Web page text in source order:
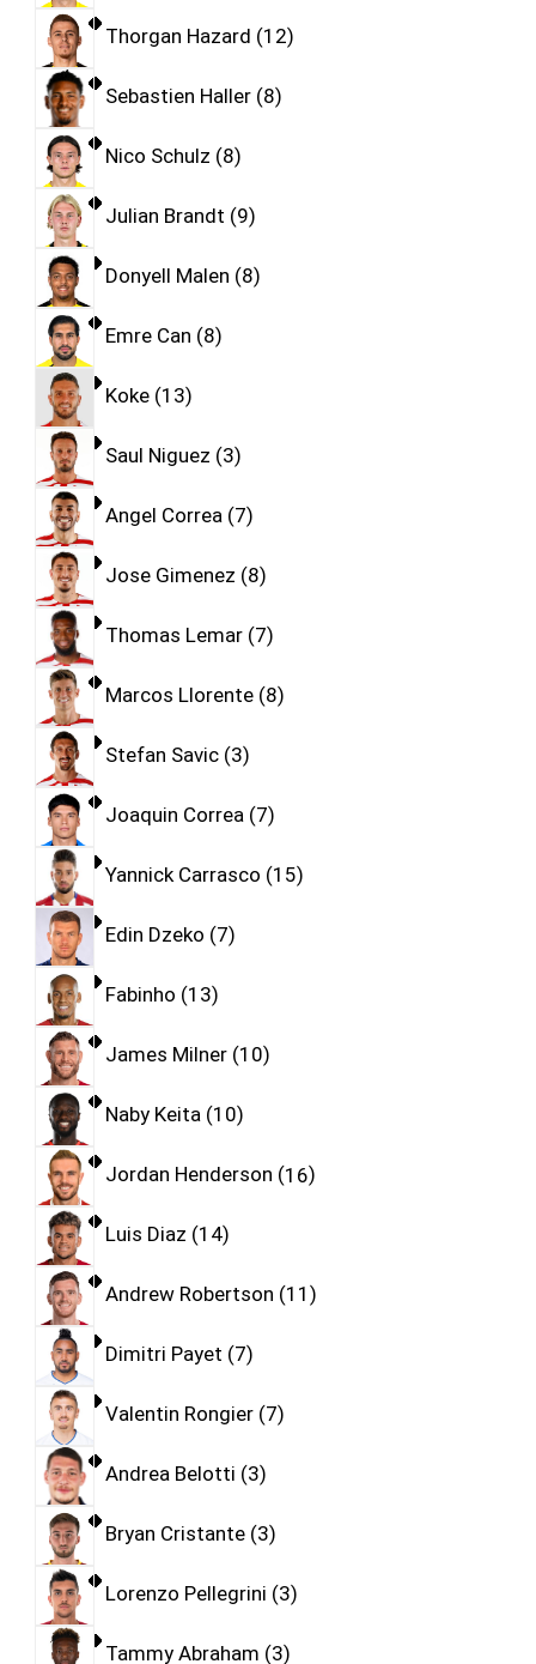
Thorgan Hazard 12
Sebastien Haller 8
Nico Schulz 8
Julian Brandt 9
Donyell Malen 8
Emre Can 8
Koke 13
Saul Niguez 3
Angel Correa 7
Jose Gimenez 8
Thomas Lemar 7
Marcos Llorente 8
Stefan Savic 3
Joaquin Correa 7
Yannick Carrasco 15
Edin Dzeko 7
Fabinho 13
James Milner 10
Naby Keita 10
Jordan Henderson 16
Luis Diaz 14
Andrew Robertson 11
Dimitri Payet 7
Valentin Rongier 7
Andrea Belotti 3
Bryan Cristante 3
Lorenzo Pellegrini 3
Tammy Abraham 3